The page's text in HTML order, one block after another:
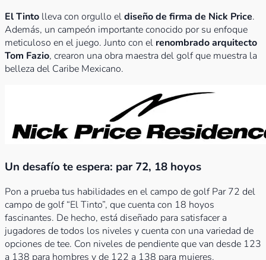
El Tinto lleva con orgullo eldiseño de firma de Nick Price.
Además, un campeón importante conocido por su enfoque
meticuloso en el juego. Junto con el renombrado arquitecto
Tom Fazio, crearon una obra maestra del golf que muestra la
belleza del Caribe Mexicano.
Un desafío te espera: par 72, 18 hoyos
Pon a prueba tus habilidades en el campo de golf Par 72 del
campo de golf “El Tinto”, que cuenta con 18 hoyos
fascinantes. De hecho, está diseñado para satisfacer a
jugadores de todos los niveles y cuenta con una variedad de
opciones de tee. Con niveles de pendiente que van desde 123
a 138 para hombres y de 122 a 138 para mujeres.